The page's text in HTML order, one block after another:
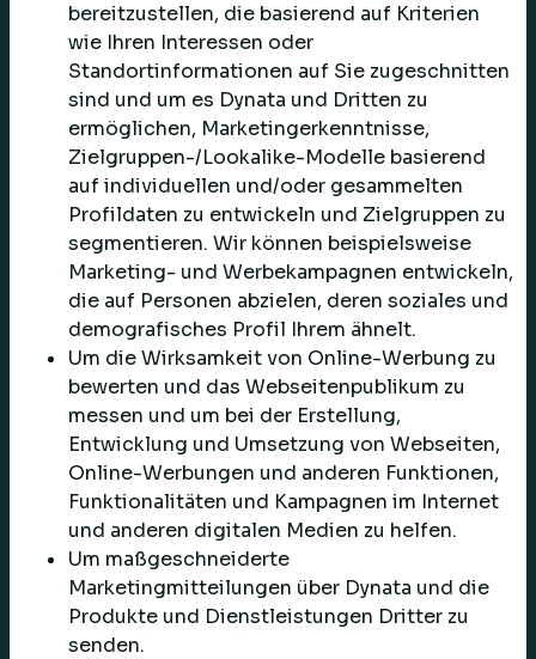
bereitzustellen, die basierend auf Kriterien
wie Ihren Interessen oder
Standortinformationen auf Sie zugeschnitten
sind und um es Dynata und Dritten zu
ermöglichen, Marketingerkenntnisse,
Zielgruppen-/Lookalike-Modelle basierend
auf individuellen und/oder gesammelten
Profildaten zu entwickeln und Zielgruppen zu
segmentieren. Wir können beispielsweise
Marketing- und Werbekampagnen entwickeln,
die auf Personen abzielen, deren soziales und
demografisches Profil Ihrem ähnelt.
Um die Wirksamkeit von Online-Werbung zu
bewerten und das Webseitenpublikum zu
messen und um bei der Erstellung,
Entwicklung und Umsetzung von Webseiten,
Online-Werbungen und anderen Funktionen,
Funktionalitäten und Kampagnen im Internet
und anderen digitalen Medien zu helfen.
Um maßgeschneiderte
Marketingmitteilungen über Dynata und die
Produkte und Dienstleistungen Dritter zu
senden.